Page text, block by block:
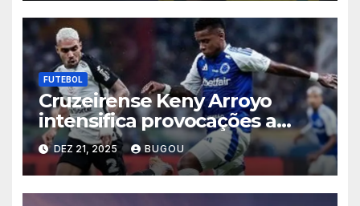
FUTEBOL
Cruzeirense Keny Arroyo
intensifica provocações a
Matheuzinho após eliminação
celeste na Copa do Brasil
2025
DEZ 21, 2025 BUGOU